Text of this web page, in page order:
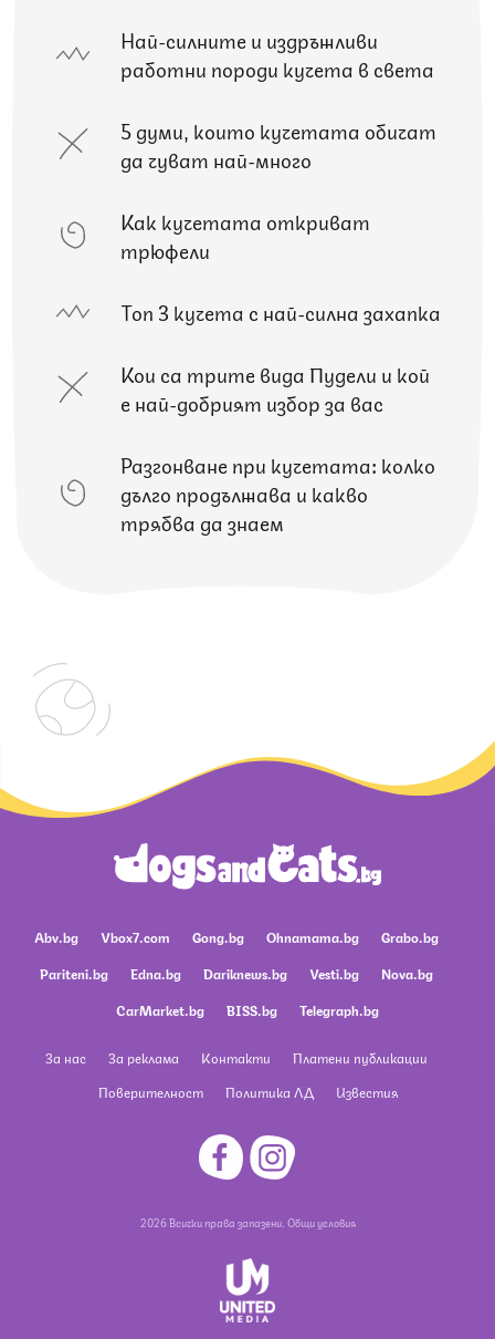
Най-силните и издръжливи
работни породи кучета в света
5 думи, които кучетата обичат
да чуват най-много
Как кучетата откриват
трюфели
Топ 3 кучета с най-силна захапка
Кои са трите вида Пудели и кой
е най-добрият избор за вас
Разгонване при кучетата: колко
дълго продължава и какво
трябва да знаем
Abv.bg Vbox7.com Gong.bg Ohnamama.bg
Grabo.bg
Pariteni.bg
Edna.bg Dariknews.bg Vesti.bg
Nova.bg
CarMarket.bg
BISS.bg Telegraph.bg
За нас За реклама Контакти
Платени публикации
Поверителност
Политика ЛД Известия
2026 Всички права запазени. Общи условия